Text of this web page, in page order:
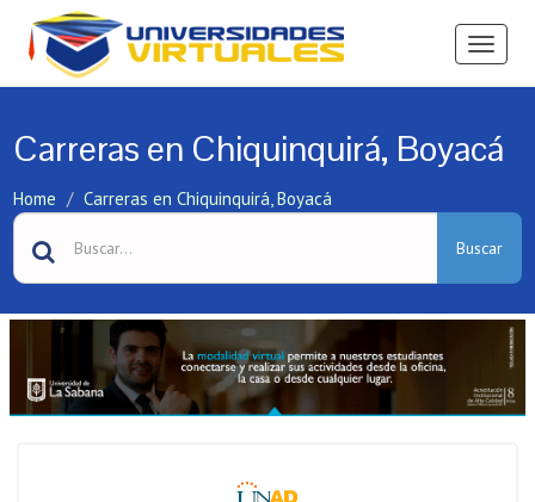
Ver
Carreras en Chiquinquirá, Boyacá
Home Carreras en Chiquinquirá, Boyacá
Buscar